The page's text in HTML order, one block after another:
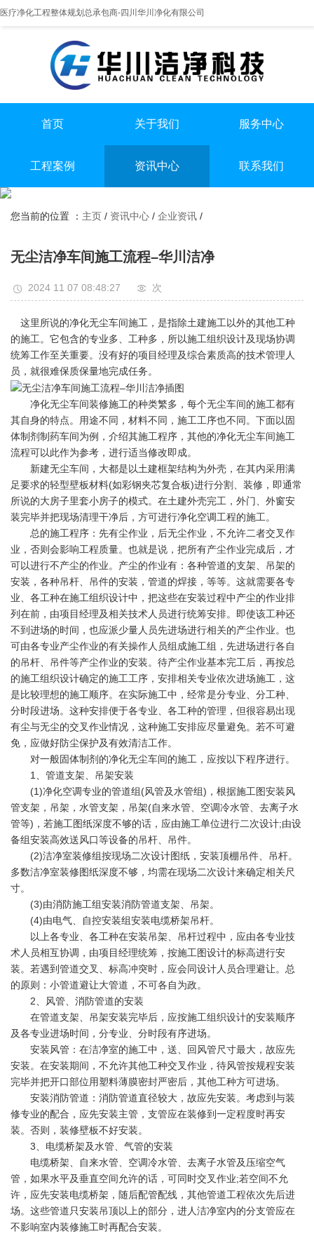
医疗净化工程整体规划总承包商-四川华川净化有限公司
提供实医疗净化整体解决方案
首页 关于我们 服务中心
手术室净化装修
实验室净化装修
工程案例
无尘车间
资讯中心 联系我们
您当前的位置 ： 主页 / 资讯中心 / 企业资讯 /
无尘洁净车间施工流程–华川洁净
2024 11 07 08:48:27 次
这里所说的净化无尘车间施工，是指除土建施工以外的其他工种
的施工。它包含的专业多、工种多，所以施工组织设计及现场协调
统筹工作至关重要。没有好的项目经理及综合素质高的技术管理人
员，就很难保质保量地完成任务。
净化无尘车间装修施工的种类繁多，每个无尘车间的施工都有
其自身的特点。用途不同，材料不同，施工工序也不同。下面以固
体制剂制药车间为例，介绍其施工程序，其他的净化无尘车间施工
流程可以此作为参考，进行适当修改即成。
新建无尘车间，大都是以土建框架结构为外壳，在其内采用满
足要求的轻型壁板材料(如彩钢夹芯复合板)进行分割、装修，即通常
所说的大房子里套小房子的模式。在土建外壳完工，外门、外窗安
装完毕并把现场清理干净后，方可进行净化空调工程的施工。
总的施工程序：先有尘作业，后无尘作业，不允许二者交叉作
业，否则会影响工程质量。也就是说，把所有产尘作业完成后，才
可以进行不产尘的作业。产尘的作业有：各种管道的支架、吊架的
安装，各种吊杆、吊件的安装，管道的焊接，等等。这就需要各专
业、各工种在施工组织设计中，把这些在安装过程中产尘的作业排
列在前，由项目经理及相关技术人员进行统筹安排。即使该工种还
不到进场的时间，也应派少量人员先进场进行相关的产尘作业。也
可由各专业产尘作业的有关操作人员组成施工组，先进场进行各自
的吊杆、吊件等产尘作业的安装。待产尘作业基本完工后，再按总
的施工组织设计确定的施工工序，安排相关专业依次进场施工，这
是比较理想的施工顺序。在实际施工中，经常是分专业、分工种、
分时段进场。这种安排便于各专业、各工种的管理，但很容易出现
有尘与无尘的交叉作业情况，这种施工安排应尽量避免。若不可避
免，应做好防尘保护及有效清洁工作。
对一般固体制剂的净化无尘车间的施工，应按以下程序进行。
1、管道支架、吊架安装
(1)净化空调专业的管道组(风管及水管组)，根据施工图安装风
管支架，吊架，水管支架，吊架(自来水管、空调冷水管、去离子水
管等)，若施工图纸深度不够的话，应由施工单位进行二次设计;由设
备组安装高效送风口等设备的吊杆、吊件。
(2)洁净室装修组按现场二次设计图纸，安装顶棚吊件、吊杆。
多数洁净室装修图纸深度不够，均需在现场二次设计来确定相关尺
寸。
(3)由消防施工组安装消防管道支架、吊架。
(4)由电气、自控安装组安装电缆桥架吊杆。
以上各专业、各工种在安装吊架、吊杆过程中，应由各专业技
术人员相互协调，由项目经理统筹，按施工图设计的标高进行安
装。若遇到管道交叉、标高冲突时，应会同设计人员合理避让。总
的原则：小管道避让大管道，不可各自为政。
2、风管、消防管道的安装
在管道支架、吊架安装完毕后，应按施工组织设计的安装顺序
及各专业进场时间，分专业、分时段有序进场。
安装风管：在洁净室的施工中，送、回风管尺寸最大，故应先
安装。在安装期间，不允许其他工种交叉作业，待风管按规程安装
完毕并把开口部位用塑料薄膜密封严密后，其他工种方可进场。
安装消防管道：消防管道直径较大，故应先安装。考虑到与装
修专业的配合，应先安装主管，支管应在装修到一定程度时再安
装。否则，装修壁板不好安装。
3、电缆桥架及水管、气管的安装
电缆桥架、自来水管、空调冷水管、去离子水管及压缩空气
管，如果水平及垂直空间允许的话，可同时交叉作业;若空间不允
许，应先安装电缆桥架，随后配管配线，其他管道工程依次先后进
场。这些管道只安装吊顶以上的部分，进人洁净室内的分支管应在
不影响室内装修施工时再配合安装。